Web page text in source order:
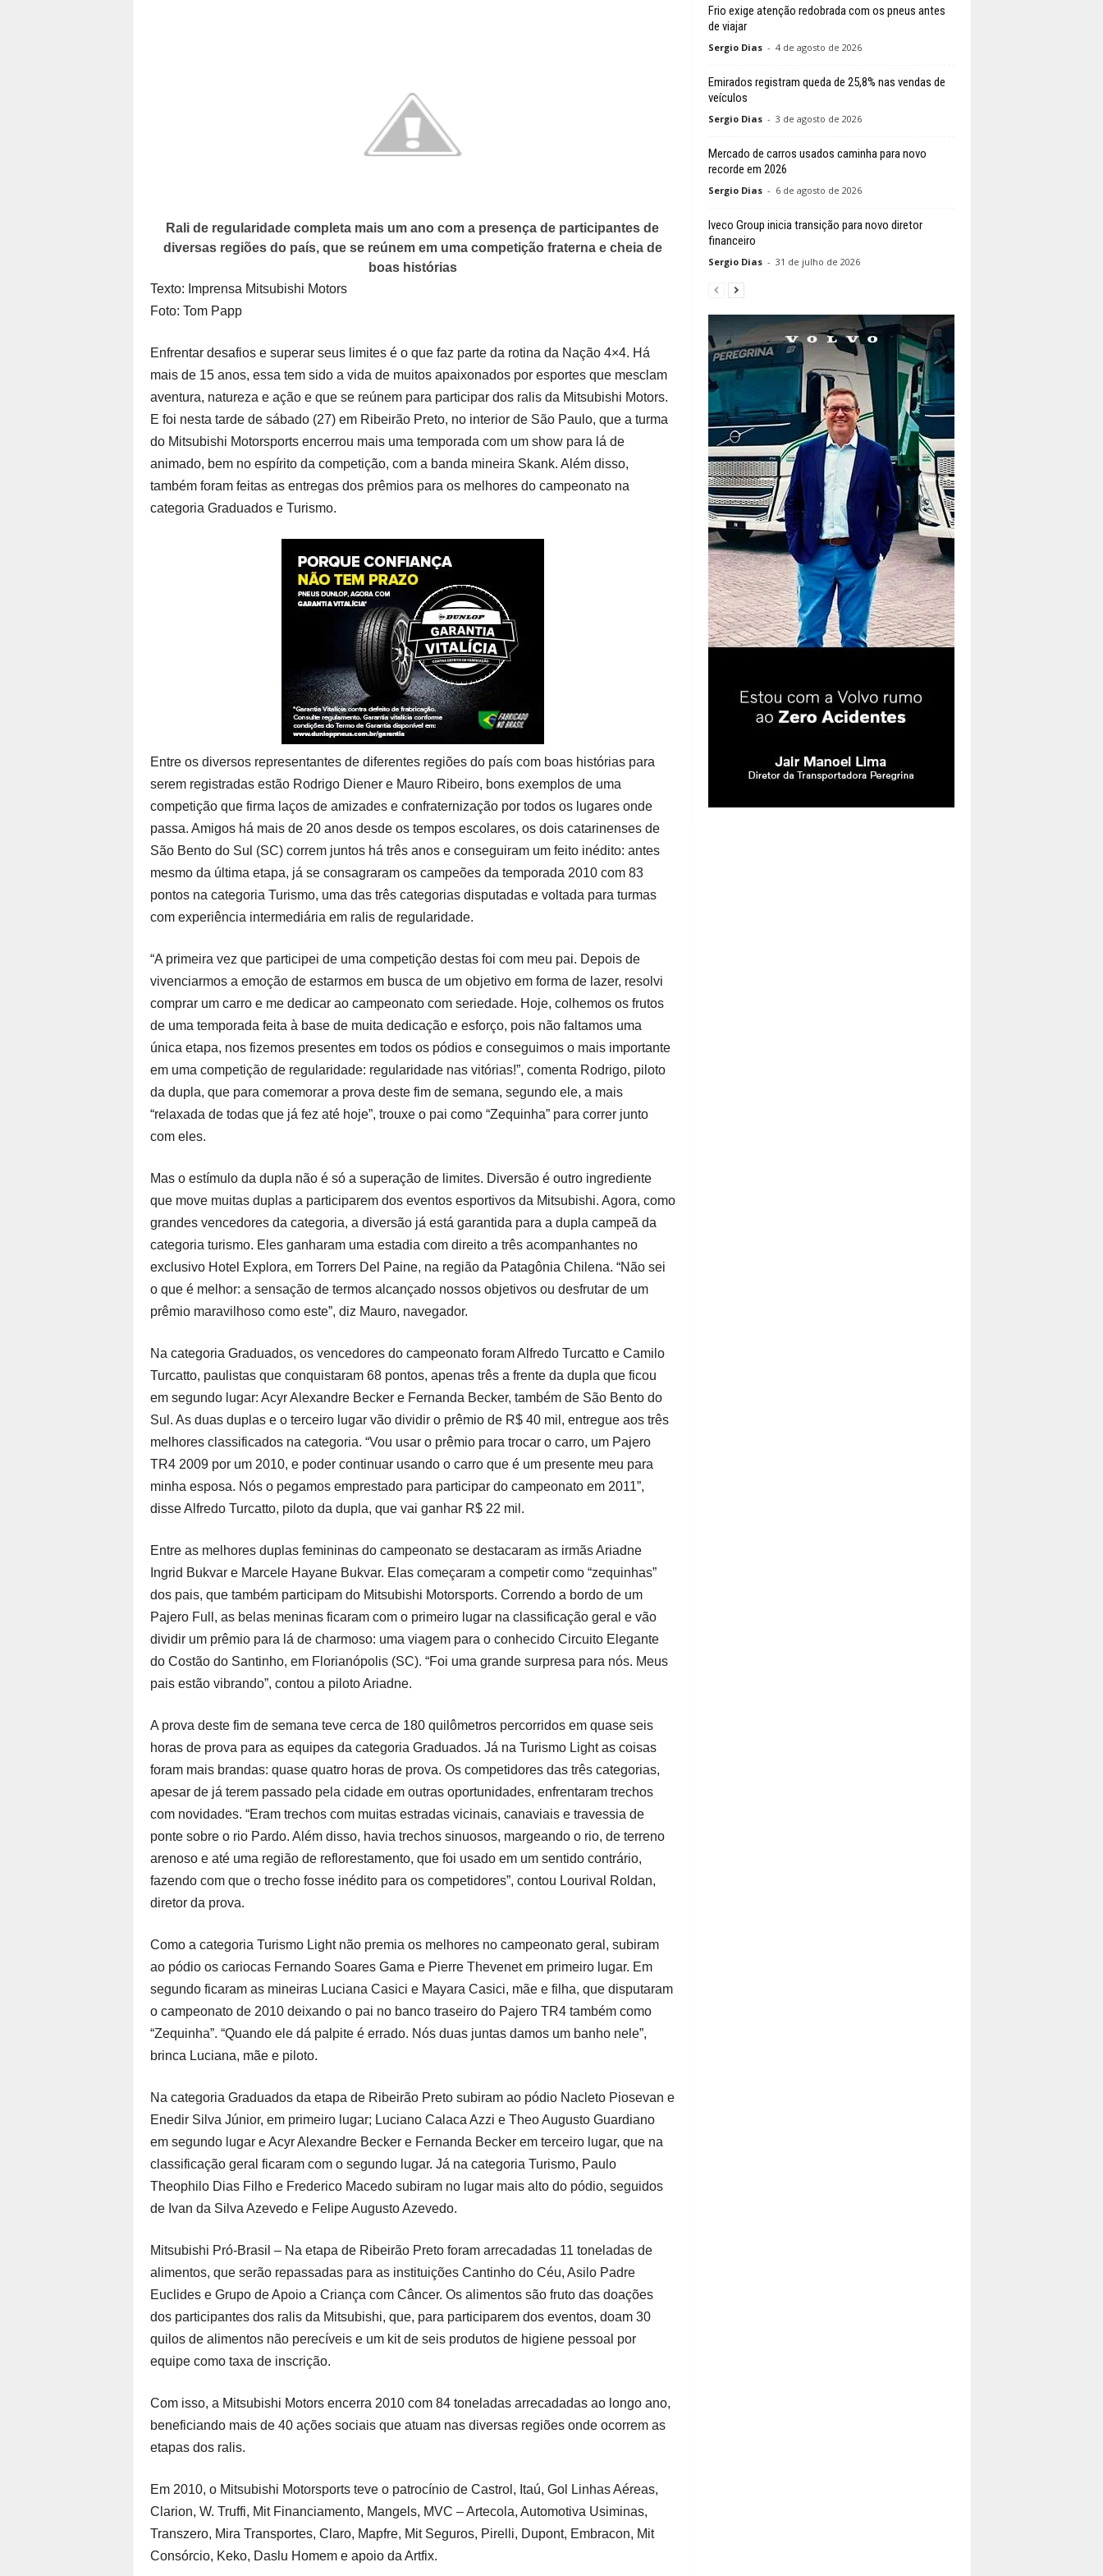
Rali de regularidade completa mais um ano com a presença de participantes de
diversas regiões do país, que se reúnem em uma competição fraterna e cheia de
boas histórias
Texto: Imprensa Mitsubishi Motors
Foto: Tom Papp
Enfrentar desafios e superar seus limites é o que faz parte da rotina da Nação 4×4. Há
mais de 15 anos, essa tem sido a vida de muitos apaixonados por esportes que mesclam
aventura, natureza e ação e que se reúnem para participar dos ralis da Mitsubishi Motors.
E foi nesta tarde de sábado (27) em Ribeirão Preto, no interior de São Paulo, que a turma
do Mitsubishi Motorsports encerrou mais uma temporada com um show para lá de
animado, bem no espírito da competição, com a banda mineira Skank. Além disso,
também foram feitas as entregas dos prêmios para os melhores do campeonato na
categoria Graduados e Turismo.
Entre os diversos representantes de diferentes regiões do país com boas histórias para
serem registradas estão Rodrigo Diener e Mauro Ribeiro, bons exemplos de uma
competição que firma laços de amizades e confraternização por todos os lugares onde
passa. Amigos há mais de 20 anos desde os tempos escolares, os dois catarinenses de
São Bento do Sul (SC) correm juntos há três anos e conseguiram um feito inédito: antes
mesmo da última etapa, já se consagraram os campeões da temporada 2010 com 83
pontos na categoria Turismo, uma das três categorias disputadas e voltada para turmas
com experiência intermediária em ralis de regularidade.
“A primeira vez que participei de uma competição destas foi com meu pai. Depois de
vivenciarmos a emoção de estarmos em busca de um objetivo em forma de lazer, resolvi
comprar um carro e me dedicar ao campeonato com seriedade. Hoje, colhemos os frutos
de uma temporada feita à base de muita dedicação e esforço, pois não faltamos uma
única etapa, nos fizemos presentes em todos os pódios e conseguimos o mais importante
em uma competição de regularidade: regularidade nas vitórias!”, comenta Rodrigo, piloto
da dupla, que para comemorar a prova deste fim de semana, segundo ele, a mais
“relaxada de todas que já fez até hoje”, trouxe o pai como “Zequinha” para correr junto
com eles.
Mas o estímulo da dupla não é só a superação de limites. Diversão é outro ingrediente
que move muitas duplas a participarem dos eventos esportivos da Mitsubishi. Agora, como
grandes vencedores da categoria, a diversão já está garantida para a dupla campeã da
categoria turismo. Eles ganharam uma estadia com direito a três acompanhantes no
exclusivo Hotel Explora, em Torrers Del Paine, na região da Patagônia Chilena. “Não sei
o que é melhor: a sensação de termos alcançado nossos objetivos ou desfrutar de um
prêmio maravilhoso como este”, diz Mauro, navegador.
Na categoria Graduados, os vencedores do campeonato foram Alfredo Turcatto e Camilo
Turcatto, paulistas que conquistaram 68 pontos, apenas três a frente da dupla que ficou
em segundo lugar: Acyr Alexandre Becker e Fernanda Becker, também de São Bento do
Sul. As duas duplas e o terceiro lugar vão dividir o prêmio de R$ 40 mil, entregue aos três
melhores classificados na categoria. “Vou usar o prêmio para trocar o carro, um Pajero
TR4 2009 por um 2010, e poder continuar usando o carro que é um presente meu para
minha esposa. Nós o pegamos emprestado para participar do campeonato em 2011”,
disse Alfredo Turcatto, piloto da dupla, que vai ganhar R$ 22 mil.
Entre as melhores duplas femininas do campeonato se destacaram as irmãs Ariadne
Ingrid Bukvar e Marcele Hayane Bukvar. Elas começaram a competir como “zequinhas”
dos pais, que também participam do Mitsubishi Motorsports. Correndo a bordo de um
Pajero Full, as belas meninas ficaram com o primeiro lugar na classificação geral e vão
dividir um prêmio para lá de charmoso: uma viagem para o conhecido Circuito Elegante
do Costão do Santinho, em Florianópolis (SC). “Foi uma grande surpresa para nós. Meus
pais estão vibrando”, contou a piloto Ariadne.
A prova deste fim de semana teve cerca de 180 quilômetros percorridos em quase seis
horas de prova para as equipes da categoria Graduados. Já na Turismo Light as coisas
foram mais brandas: quase quatro horas de prova. Os competidores das três categorias,
apesar de já terem passado pela cidade em outras oportunidades, enfrentaram trechos
com novidades. “Eram trechos com muitas estradas vicinais, canaviais e travessia de
ponte sobre o rio Pardo. Além disso, havia trechos sinuosos, margeando o rio, de terreno
arenoso e até uma região de reflorestamento, que foi usado em um sentido contrário,
fazendo com que o trecho fosse inédito para os competidores”, contou Lourival Roldan,
diretor da prova.
Como a categoria Turismo Light não premia os melhores no campeonato geral, subiram
ao pódio os cariocas Fernando Soares Gama e Pierre Thevenet em primeiro lugar. Em
segundo ficaram as mineiras Luciana Casici e Mayara Casici, mãe e filha, que disputaram
o campeonato de 2010 deixando o pai no banco traseiro do Pajero TR4 também como
“Zequinha”. “Quando ele dá palpite é errado. Nós duas juntas damos um banho nele”,
brinca Luciana, mãe e piloto.
Na categoria Graduados da etapa de Ribeirão Preto subiram ao pódio Nacleto Piosevan e
Enedir Silva Júnior, em primeiro lugar; Luciano Calaca Azzi e Theo Augusto Guardiano
em segundo lugar e Acyr Alexandre Becker e Fernanda Becker em terceiro lugar, que na
classificação geral ficaram com o segundo lugar. Já na categoria Turismo, Paulo
Theophilo Dias Filho e Frederico Macedo subiram no lugar mais alto do pódio, seguidos
de Ivan da Silva Azevedo e Felipe Augusto Azevedo.
Mitsubishi Pró-Brasil – Na etapa de Ribeirão Preto foram arrecadadas 11 toneladas de
alimentos, que serão repassadas para as instituições Cantinho do Céu, Asilo Padre
Euclides e Grupo de Apoio a Criança com Câncer. Os alimentos são fruto das doações
dos participantes dos ralis da Mitsubishi, que, para participarem dos eventos, doam 30
quilos de alimentos não perecíveis e um kit de seis produtos de higiene pessoal por
equipe como taxa de inscrição.
Com isso, a Mitsubishi Motors encerra 2010 com 84 toneladas arrecadadas ao longo ano,
beneficiando mais de 40 ações sociais que atuam nas diversas regiões onde ocorrem as
etapas dos ralis.
Em 2010, o Mitsubishi Motorsports teve o patrocínio de Castrol, Itaú, Gol Linhas Aéreas,
Clarion, W. Truffi, Mit Financiamento, Mangels, MVC – Artecola, Automotiva Usiminas,
Transzero, Mira Transportes, Claro, Mapfre, Mit Seguros, Pirelli, Dupont, Embracon, Mit
Consórcio, Keko, Daslu Homem e apoio da Artfix.
Frio exige atenção redobrada com os pneus antes
de viajar
Sergio Dias - 4 de agosto de 2026
Emirados registram queda de 25,8% nas vendas de
veículos
Sergio Dias - 3 de agosto de 2026
Mercado de carros usados caminha para novo
recorde em 2026
Sergio Dias - 6 de agosto de 2026
Iveco Group inicia transição para novo diretor
financeiro
Sergio Dias - 31 de julho de 2026